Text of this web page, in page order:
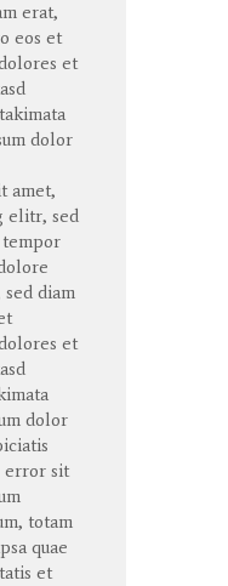
erat,
eos et
et
takimata
dolor
amet,
elitr, sed
tempor
sed diam
et
dolor
error sit
, totam
quae
et